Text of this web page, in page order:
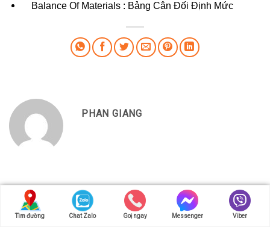
Balance Of Materials : Bảng Cân Đối Định Mức
PHAN GIANG
Tìm đường Chat Zalo Goị ngay Messenger Viber